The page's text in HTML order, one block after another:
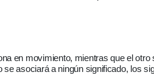
en movimiento, mientras que el otro
asociará a ningún significado, los